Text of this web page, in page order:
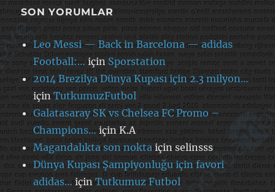
SON YORUMLAR
Leo Messi — Back in Barcelona — adidas
Football:… için Sporstation
2014 Brezilya Dünya Kupası için 2.3 milyon…
içinTutkumuzFutbol
Galatasaray SK vs Chelsea FC Promo –
Champions…içinK.A
Magandalıkta son noktaiçinselinsss
Dünya Kupası Şampiyonluğu için favori
adidas…içinTutkumuz Futbol